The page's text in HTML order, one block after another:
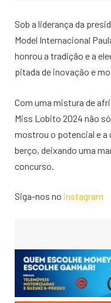
Sob a liderança da
Model Internacional
honrou a tradição e a
pitada de inovação e
Com uma mistura de
Miss Lobito 2024 não
mostrou o potencial e a
berço, deixando uma
concurso.
Siga-nos no instagram